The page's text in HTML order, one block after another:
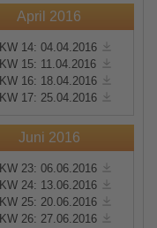
April 2016
KW 14: 04.04.2016
KW 15: 11.04.2016
KW 16: 18.04.2016
KW 17: 25.04.2016
Juni 2016
KW 23: 06.06.2016
KW 24: 13.06.2016
KW 25: 20.06.2016
KW 26: 27.06.2016